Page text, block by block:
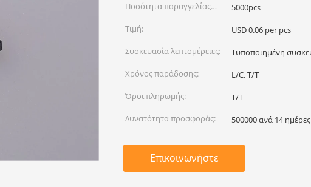
Ποσότητα παραγγελίας
min:
5000pcs
Τιμή:
USD 0.06 per pcs
Συσκευασία λεπτομέρειες:
Τυποποιημένη
Χρόνος παράδοσης:
L/C, T/T
Όροι πληρωμής:
T/T
Δυνατότητα προσφοράς:
500000 ανά 14 ημέρες
Επικοινωνήστε